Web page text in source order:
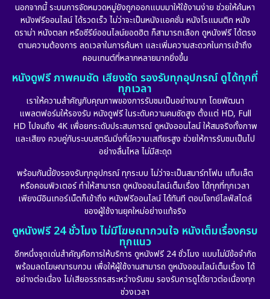
นอกจากนี้ ระบบการจัดหมวดหมู่ยังถูกออกแบบมาให้ใช้งานง่าย ช่วยให้ค้นหา
หนังฟรีออนไลน์ ได้รวดเร็ว ไม่ว่าจะเป็นหนังแอคชั่น หนังโรแมนติก หนัง
ดราม่า หนังตลก หรือซีรีย์ออนไลน์ยอดฮิต ก็สามารถเลือก ดูหนังฟรี ได้ตรง
ตามความต้องการ ลดเวลาในการค้นหา และเพิ่มความสะดวกในการเข้าถึง
คอนเทนต์ที่หลากหลายมากยิ่งขึ้น
หนังดูฟรี ภาพคมชัด เสียงชัด รองรับทุกอุปกรณ์ ดูได้ทุกที่
ทุกเวลา
เราให้ความสำคัญกับคุณภาพของการรับชมเป็นอย่างมาก โดยพัฒนา
แพลตฟอร์มให้รองรับ หนังดูฟรี ในระดับความคมชัดสูง ตั้งแต่ HD, Full
HD ไปจนถึง 4K เพื่อยกระดับประสบการณ์ ดูหนังออนไลน์ ให้สมจริงทั้งภาพ
และเสียง ควบคู่กับระบบสตรีมมิ่งที่มีความเสถียรสูง ช่วยให้การรับชมเป็นไป
อย่างลื่นไหล ไม่มีสะดุด
พร้อมกันนี้ยังรองรับทุกอุปกรณ์ ทุกระบบ ไม่ว่าจะเป็นสมาร์ทโฟน แท็บเล็ต
หรือคอมพิวเตอร์ ทำให้สามารถ ดูหนังออนไลน์เต็มเรื่อง ได้ทุกที่ทุกเวลา
เพียงมีอินเทอร์เน็ตก็เข้าถึง หนังฟรีออนไลน์ ได้ทันที ตอบโจทย์ไลฟ์สไตล์
ของผู้ใช้งานยุคใหม่อย่างแท้จริง
ดูหนังฟรี 24 ชั่วโมง ไม่มีโฆษณากวนใจ หนังเต็มเรื่องครบ
ทุกแนว
อีกหนึ่งจุดเด่นสำคัญคือการให้บริการ ดูหนังฟรี 24 ชั่วโมง แบบไม่มีข้อจำกัด
พร้อมลดโฆษณารบกวน เพื่อให้ผู้ใช้งานสามารถ ดูหนังออนไลน์เต็มเรื่อง ได้
อย่างต่อเนื่อง ไม่เสียอรรถรสระหว่างรับชม รองรับการดูได้ยาวต่อเนื่องทุก
ช่วงเวลา